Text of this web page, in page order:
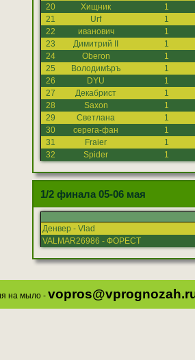
20
Хищник
1
21
Urf
1
22
иванович
1
23
Димитрий II
1
24
Oberon
1
25
Володимѣръ
1
26
DYU
1
27
Декабрист
1
28
Saxon
1
29
Светлана
1
30
серега-фан
1
31
Fraier
1
32
Spider 1
1/2 финала 05-06 мая
Денвер - Vlad
VALMAR26986 - ФОРЕСТ
на мыло -